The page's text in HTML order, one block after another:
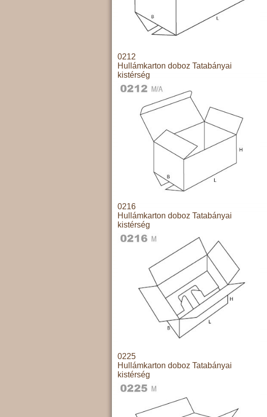
0212
Hullámkarton doboz Tatabányai
kistérség
0216
Hullámkarton doboz Tatabányai
kistérség
0225
Hullámkarton doboz Tatabányai
kistérség